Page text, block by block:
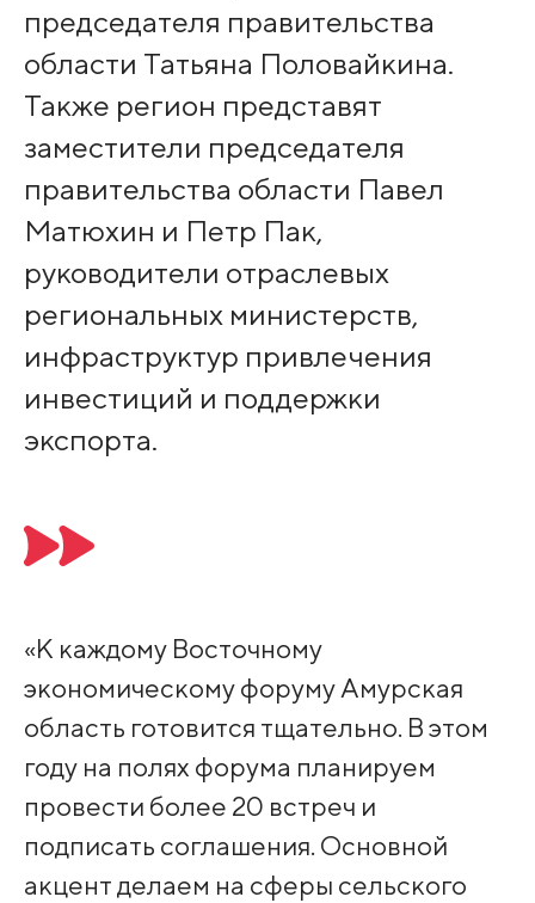
председателя правительства
области Татьяна Половайкина.
Также регион представят
заместители председателя
правительства области Павел
Матюхин и Петр Пак,
руководители отраслевых
региональных министерств,
инфраструктур привлечения
инвестиций и поддержки
экспорта.
«К каждому Восточному
экономическому форуму Амурская
область готовится тщательно. В этом
году на полях форума планируем
провести более 20 встреч и
подписать соглашения. Основной
акцент делаем на сферы сельского